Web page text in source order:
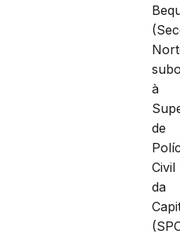
à
de
Civil
da